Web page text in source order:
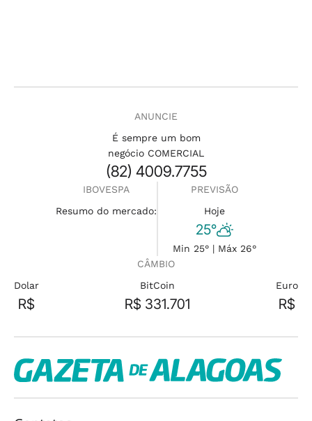
ANUNCIE
É sempre um bom
negócio COMERCIAL
(82) 4009.7755
IBOVESPA
Resumo do mercado:
PREVISÃO
Hoje
25°
Min 25° | Máx 26°
CÂMBIO
Dolar
R$
BitCoin
R$ 331.701
Euro
R$